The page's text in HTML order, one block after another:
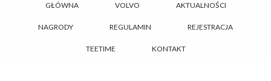
GŁÓWNA VOLVO AKTUALNOŚCI
NAGRODY REGULAMIN REJESTRACJA
TEETIME KONTAKT